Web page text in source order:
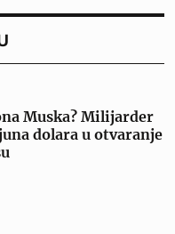
Muska? Milijarder
dolara u otvaranje